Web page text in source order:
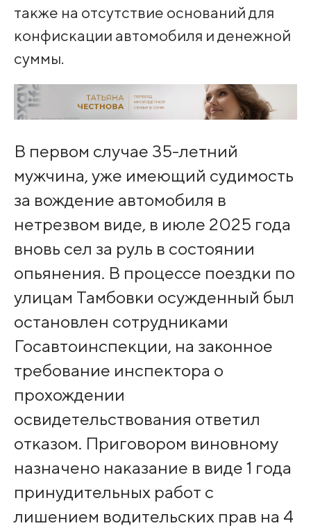
также на отсутствие оснований для
конфискации автомобиля и денежной
суммы.
В первом случае 35-летний
мужчина, уже имеющий судимость
за вождение автомобиля в
нетрезвом виде, в июле 2025 года
вновь сел за руль в состоянии
опьянения. В процессе поездки по
улицам Тамбовки осужденный был
остановлен сотрудниками
Госавтоинспекции, на законное
требование инспектора о
прохождении
освидетельствования ответил
отказом. Приговором виновному
назначено наказание в виде 1 года
принудительных работ с
лишением водительских прав на 4